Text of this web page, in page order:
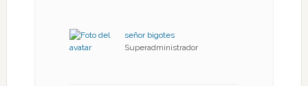
señor bigotes
Superadministrador